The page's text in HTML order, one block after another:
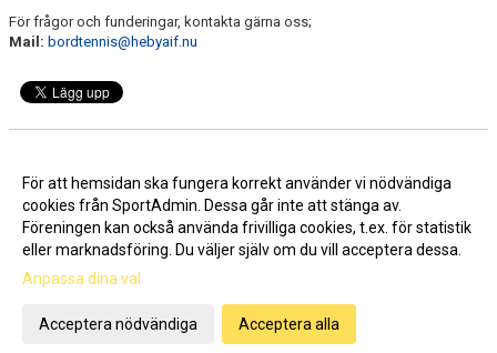
För frågor och funderingar, kontakta gärna oss;
Mail: bordtennis@hebyaif.nu
Nyhetsarkiv
Bordtennis hos HebyAIF
Gå till Webbversion
För att hemsidan ska fungera korrekt använder vi nödvändiga
cookies från SportAdmin. Dessa går inte att stänga av.
Föreningen kan också använda frivilliga cookies, t.ex. för statistik
eller marknadsföring. Du väljer själv om du vill acceptera dessa.
Anpassa dina val
Acceptera nödvändiga Acceptera alla